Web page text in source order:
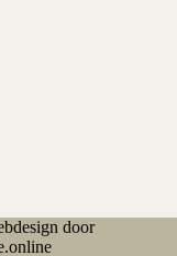
door